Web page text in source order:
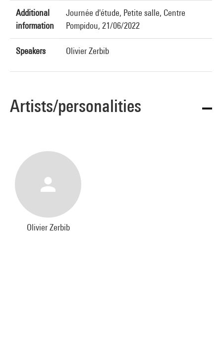
Additional
information
Journée d'étude, Petite salle, Centre
Pompidou, 21/06/2022
Speakers Olivier Zerbib
Artists/personalities
Olivier Zerbib